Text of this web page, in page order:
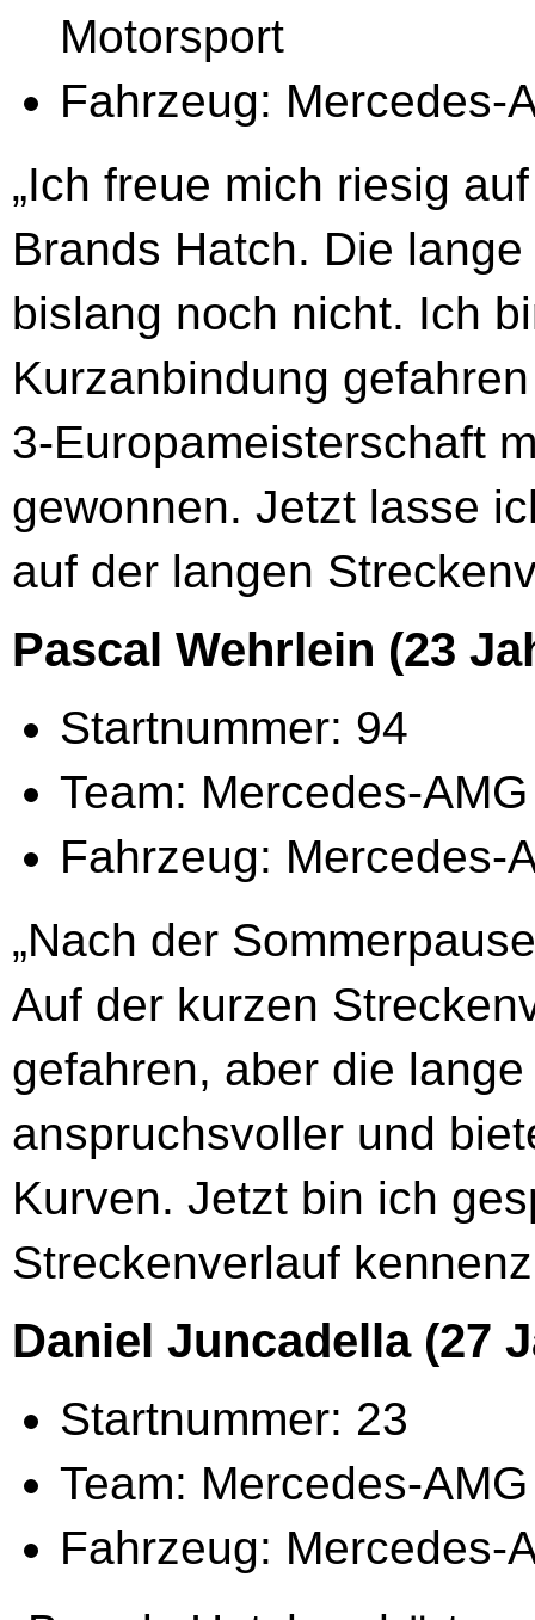
Motorsport
Fahrzeug: Mercedes-
„Ich freue mich riesig
Brands Hatch. Die
bislang noch nicht. Ich
Kurzanbindung
3-Europameisterschaft
gewonnen. Jetzt lasse
auf der langen
Pascal Wehrlein (23
Startnummer: 94
Team: Mercedes-
Fahrzeug: Mercedes-
„Nach der
Auf der kurzen
gefahren, aber die
anspruchsvoller und
Kurven. Jetzt bin ich
Streckenverlauf
Daniel Juncadella (27
Startnummer: 23
Team: Mercedes-
Fahrzeug: Mercedes-